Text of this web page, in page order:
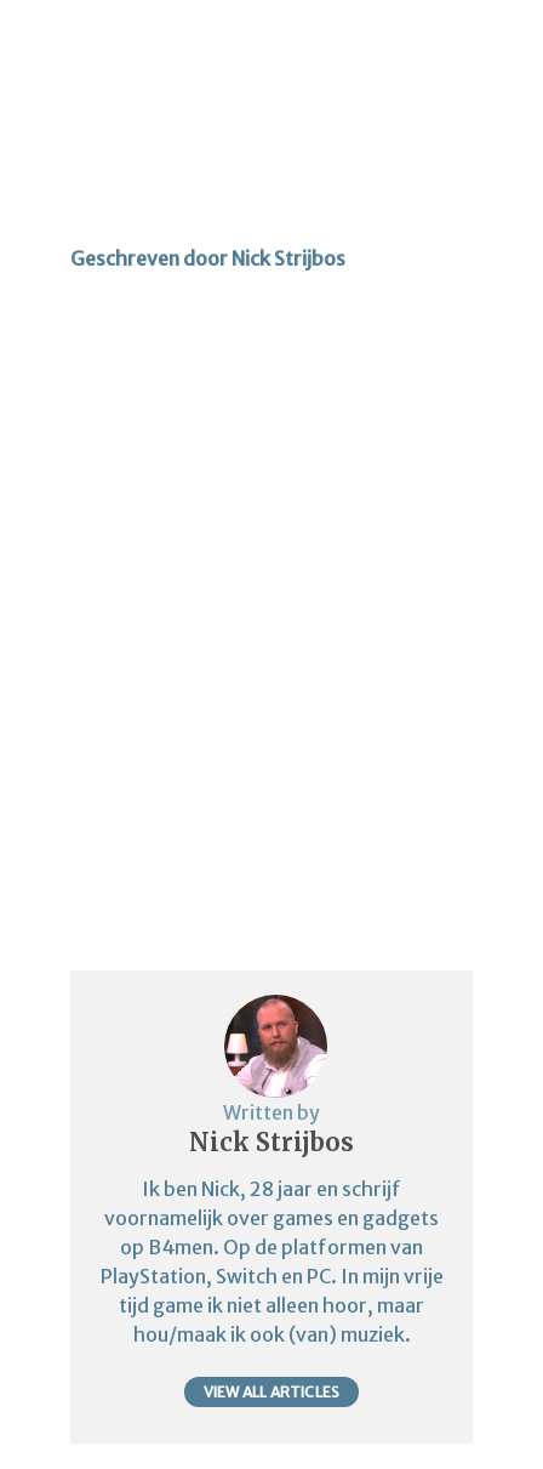
Geschreven door Nick Strijbos
Written by
Nick Strijbos
Ik ben Nick, 28 jaar en schrijf
voornamelijk over games en gadgets
op B4men. Op de platformen van
PlayStation, Switch en PC. In mijn vrije
tijd game ik niet alleen hoor, maar
hou/maak ik ook (van) muziek.
VIEW ALL ARTICLES